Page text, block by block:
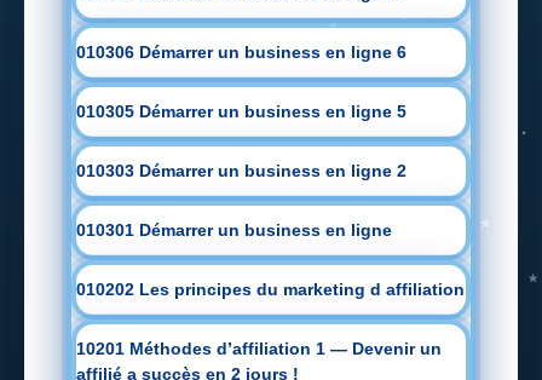
010306 Démarrer un business en ligne 6
010305 Démarrer un business en ligne 5
010303 Démarrer un business en ligne 2
010301 Démarrer un business en ligne
010202 Les principes du marketing d affiliation
10201 Méthodes d’affiliation 1 — Devenir un
affilié a succès en 2 jours !